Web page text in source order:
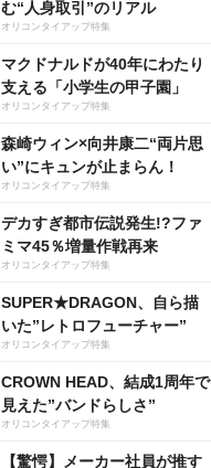
む“人身取引”のリアル
オリコンタイアップ特集
マクドナルドが40年にわたり
支える「小学生の甲子園」
オリコンタイアップ特集
森崎ウィン×向井康二“両片思
い”にキュンが止まらん！
オリコンタイアップ特集
デカすぎ都市伝説発生!?ファ
ミマ45％増量作戦再来
オリコンタイアップ特集
SUPER★DRAGON、自ら描
いた”レトロフューチャー”
オリコンタイアップ特集
CROWN HEAD、結成1周年で
見えた”バンドらしさ”
オリコンタイアップ特集
【驚愕】メーカー社員が推す